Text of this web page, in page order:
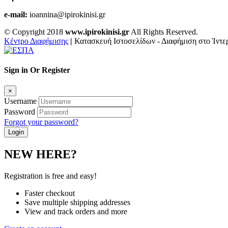
e-mail: ioannina@ipirokinisi.gr
© Copyright 2018 www.ipirokinisi.gr All Rights Reserved.
Κέντρο Διαφήμισης | Κατασκευή Ιστοσελίδων - Διαφήμιση στο
Sign in Or Register
×
Username
Password
Forgot your password?
NEW HERE?
Registration is free and easy!
Faster checkout
Save multiple shipping addresses
View and track orders and more